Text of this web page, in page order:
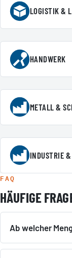
LOGISTIK &
HANDWERK
METALL &
INDUSTRIE
FAQ
HÄUFIGE
Ab welcher